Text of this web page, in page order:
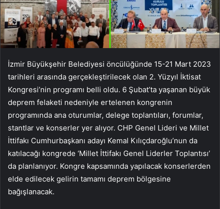
İzmir Büyükşehir Belediyesi öncülüğünde 15-21 Mart 2023
tarihleri ​​arasında gerçekleştirilecek olan 2. Yüzyıl İktisat
Kongresi’nin programı belli oldu. 6 Şubat’ta yaşanan büyük
deprem felaketi nedeniyle ertelenen kongrenin
programında ana oturumlar, delege toplantıları, forumlar,
stantlar ve konserler yer alıyor. CHP Genel Lideri ve Millet
İttifakı Cumhurbaşkanı adayı Kemal Kılıçdaroğlu’nun da
katılacağı kongrede ‘Millet İttifakı Genel Liderler Toplantısı’
da planlanıyor. Kongre kapsamında yapılacak konserlerden
elde edilecek gelirin tamamı deprem bölgesine
bağışlanacak.